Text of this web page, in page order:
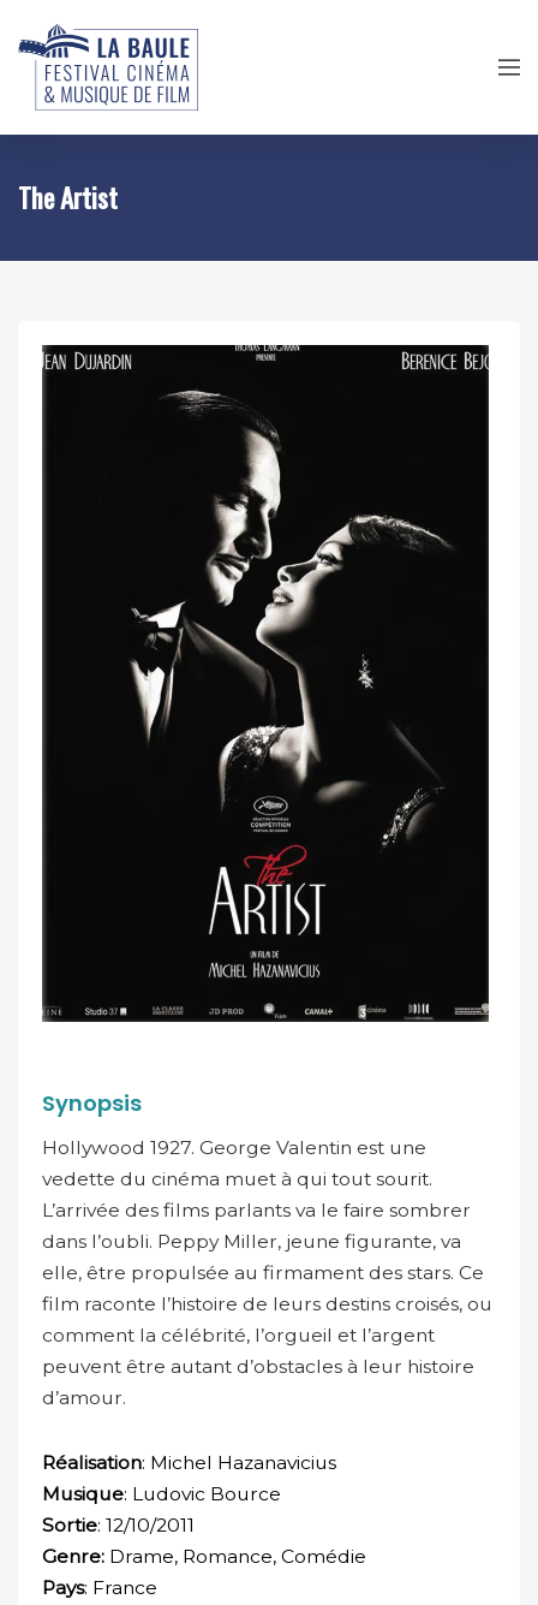
The Artist
Synopsis
Hollywood 1927. George Valentin est une
vedette du cinéma muet à qui tout sourit.
L’arrivée des films parlants va le faire sombrer
dans l’oubli. Peppy Miller, jeune figurante, va
elle, être propulsée au firmament des stars. Ce
film raconte l’histoire de leurs destins croisés, ou
comment la célébrité, l’orgueil et l’argent
peuvent être autant d’obstacles à leur histoire
d’amour.
Réalisation: Michel Hazanavicius
Musique: Ludovic Bource
Sortie: 12/10/2011
Genre: Drame, Romance, Comédie
Pays: France